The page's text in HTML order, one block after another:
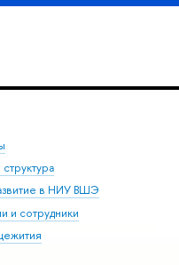
в НИУ ВШЭ
и сотрудники